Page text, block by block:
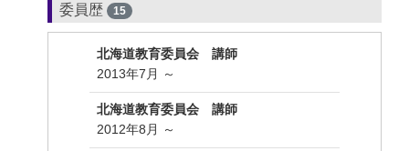
委員歴 15
北海道教育委員会 講師
2013年7月 ～
北海道教育委員会 講師
2012年8月 ～